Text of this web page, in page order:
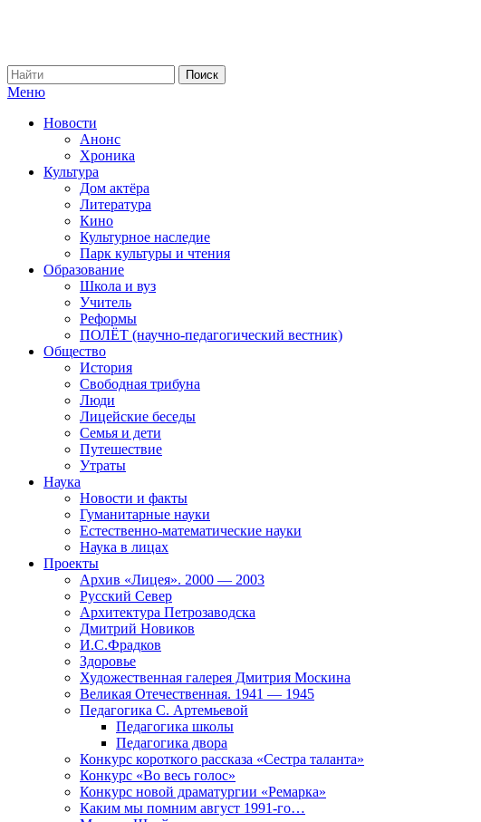
Меню
Новости
Анонс
Хроника
Культура
Дом актёра
Литература
Кино
Культурное наследие
Парк культуры и чтения
Образование
Школа и вуз
Учитель
Реформы
ПОЛЁТ (научно-педагогический вестник)
Общество
История
Свободная трибуна
Люди
Лицейские беседы
Семья и дети
Путешествие
Утраты
Наука
Новости и факты
Гуманитарные науки
Естественно-математические науки
Наука в лицах
Проекты
Архив «Лицея». 2000 — 2003
Русский Север
Архитектура Петрозаводска
Дмитрий Новиков
И.С.Фрадков
Здоровье
Художественная галерея Дмитрия Москина
Великая Отечественная. 1941 — 1945
Педагогика С. Артемьевой
Педагогика школы
Педагогика двора
Конкурс короткого рассказа «Сестра таланта»
Конкурс «Во весь голос»
Конкурс новой драматургии «Ремарка»
Каким мы помним август 1991-го…